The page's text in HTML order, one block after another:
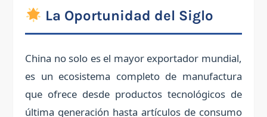
La Oportunidad del Siglo
China no solo es el mayor exportador mundial,
es un ecosistema completo de manufactura
que ofrece desde productos tecnológicos de
última generación hasta artículos de consumo